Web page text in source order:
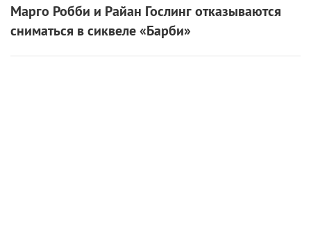
Марго Робби и Райан Гослинг отказываются
сниматься в сиквеле «Барби»